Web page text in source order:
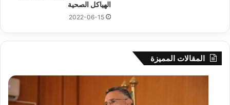
الهياكل الصحية
2022-06-15
المقالات المميزة